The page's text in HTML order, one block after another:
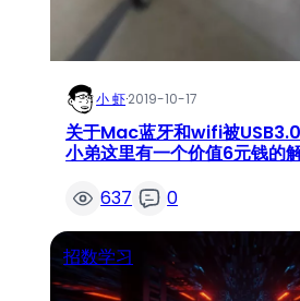
小 虾·2019-10-17
关于Mac蓝牙和wifi被USB3.0
小弟这里有一个价值6元钱的
637
0
招数学习